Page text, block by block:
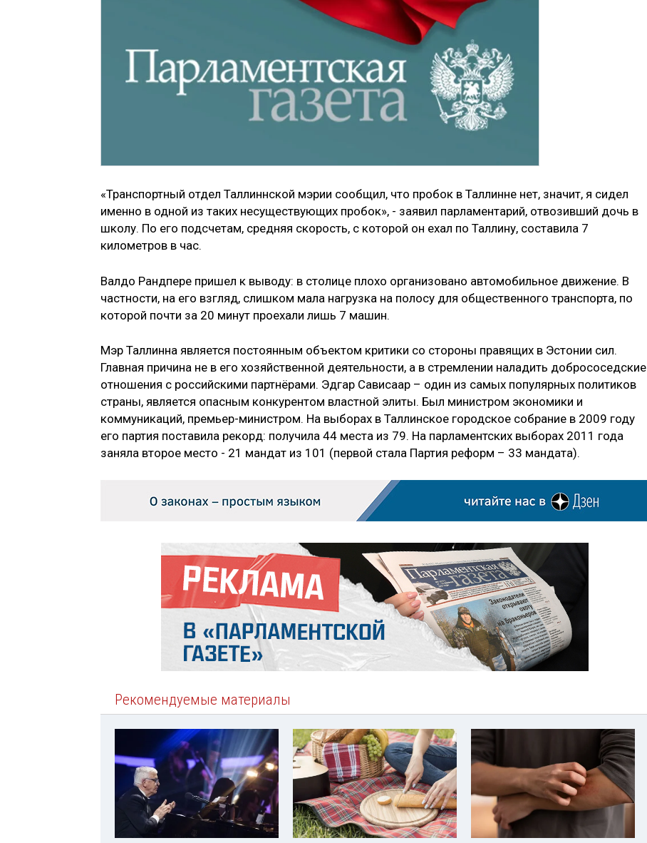
«Транспортный отдел Таллиннской мэрии сообщил, что пробок в Таллинне нет, значит, я сидел
именно в одной из таких несуществующих пробок», - заявил парламентарий, отвозивший дочь в
школу. По его подсчетам, средняя скорость, с которой он ехал по Таллину, составила 7
километров в час.
Валдо Рандпере пришел к выводу: в столице плохо организовано автомобильное движение. В
частности, на его взгляд, слишком мала нагрузка на полосу для общественного транспорта, по
которой почти за 20 минут проехали лишь 7 машин.
Мэр Таллинна является постоянным объектом критики со стороны правящих в Эстонии сил.
Главная причина не в его хозяйственной деятельности, а в стремлении наладить добрососедские
отношения с российскими партнёрами. Эдгар Сависаар – один из самых популярных политиков
страны, является опасным конкурентом властной элиты. Был министром экономики и
коммуникаций, премьер-министром. На выборах в Таллинское городское собрание в 2009 году
его партия поставила рекорд: получила 44 места из 79. На парламентских выборах 2011 года
заняла второе место - 21 мандат из 101 (первой стала Партия реформ – 33 мандата).
Рекомендуемые материалы